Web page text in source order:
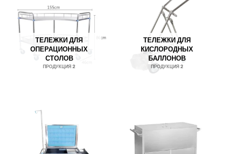
ТЕЛЕЖКИ ДЛЯ
ОПЕРАЦИОННЫХ
СТОЛОВ
ПРОДУКЦИЯ 2
ТЕЛЕЖКИ ДЛЯ
КИСЛОРОДНЫХ
БАЛЛОНОВ
ПРОДУКЦИЯ 2